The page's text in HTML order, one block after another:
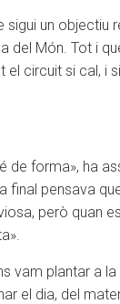
sigui un objectiu
del Món. Tot i
circuit si cal, i
forma», ha
final pensava
però quan
vam plantar a
el dia, del